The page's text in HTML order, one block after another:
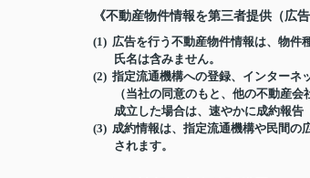
《不動産物件情報を第三者提供（広
(1) 広告を行う不動産物件情報は、物件
氏名は含みません。
(2) 指定流通機構への登録、インターネ
（当社の同意のもと、他の不動産
成立した場合は、速やかに成約報告
(3) 成約情報は、指定流通機構や民間の
されます。